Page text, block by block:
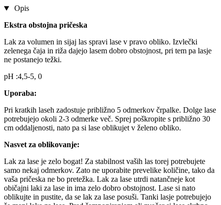
Opis
Ekstra obstojna pričeska
Lak za volumen in sijaj las spravi lase v pravo obliko. Izvlečki
zelenega čaja in riža dajejo lasem dobro obstojnost, pri tem pa lasje
ne postanejo težki.
pH :4,5-5, 0
Uporaba:
Pri kratkih laseh zadostuje približno 5 odmerkov črpalke. Dolge lase
potrebujejo okoli 2-3 odmerke več. Sprej poškropite s približno 30
cm oddaljenosti, nato pa si lase oblikujet v želeno obliko.
Nasvet za oblikovanje:
Lak za lase je zelo bogat! Za stabilnost vaših las torej potrebujete
samo nekaj odmerkov. Zato ne uporabite prevelike količine, tako da
vaša pričeska ne bo pretežka. Lak za lase utrdi natančneje kot
običajni laki za lase in ima zelo dobro obstojnost. Lase si nato
oblikujte in pustite, da se lak za lase posuši. Tanki lasje potrebujejo